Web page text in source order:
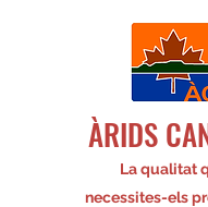
ÀRIDS
La qualitat
necessites-els